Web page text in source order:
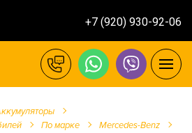
+7 (920) 930-92-06
По марке
Mercedes-Benz